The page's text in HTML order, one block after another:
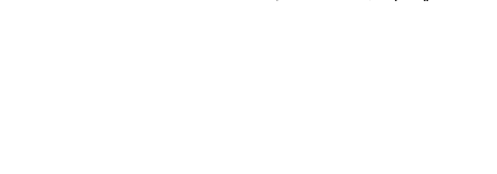
หลับของคุณได้อย่างมือ